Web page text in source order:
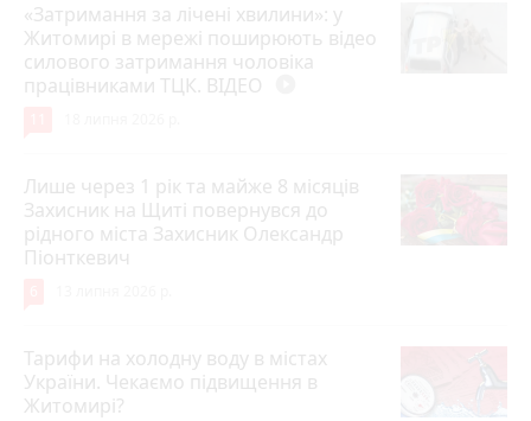
«Затримання за лічені хвилини»: у
Житомирі в мережі поширюють відео
силового затримання чоловіка
працівниками ТЦК. ВІДЕО
Лише через 1 рік та майже 8 місяців
Захисник на Щиті повернувся до
рідного міста Захисник Олександр
Піонткевич
Тарифи на холодну воду в містах
України. Чекаємо підвищення в
Житомирі?